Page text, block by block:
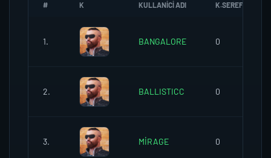
# K KULLANICI ADI K.SEREFI
1. BANGALORE 0
2. BALLISTICC 0
3. MİRAGE 0